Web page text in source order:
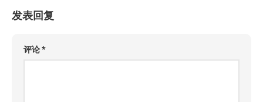
发表回复
评论*